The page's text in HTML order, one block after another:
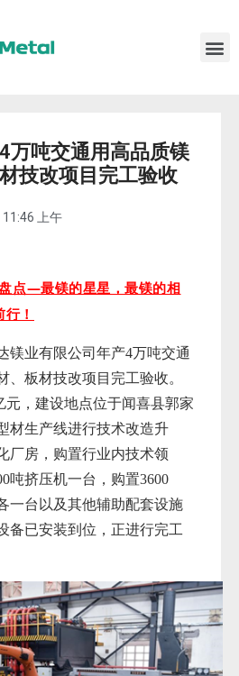
万吨交通用高品质镁
技改项目完工验收
11:46 上午
点—最镁的星星，最镁的相
！
镁业有限公司年产4万吨交通
、板材技改项目完工验收。
元，建设地点位于闻喜县郭家
材生产线进行技术改造升
厂房，购置行业内技术领
吨挤压机一台，购置3600
一台以及其他辅助配套设施
备已安装到位，正进行完工